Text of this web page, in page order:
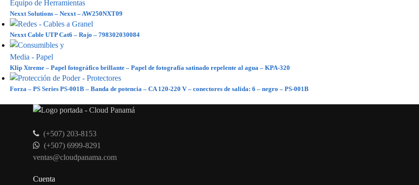
Nexxt Solutions – Nexxt – AW250NXT09
Nexxt Cable UTP Cat6 – Rojo – 798302030084
Klip Xtreme – Papel fotográfico brillante – Papel de fotografía satinado repelente al agua – KPA-320
Forza – PS Series PS-001B – Banda de potencia – CA 120-220 V – conectores de salida: 6 – negro – PS-001B
(+507) 203-8153
(+507) 6999-8291
ventas@cloudpanama.com
Cuenta